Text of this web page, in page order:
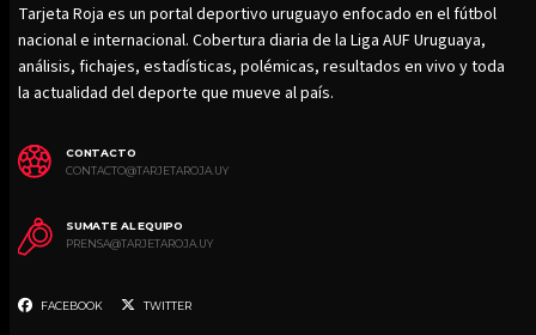
Tarjeta Roja es un portal deportivo uruguayo enfocado en el fútbol
nacional e internacional. Cobertura diaria de la Liga AUF Uruguaya,
análisis, fichajes, estadísticas, polémicas, resultados en vivo y toda
la actualidad del deporte que mueve al país.
CONTACTO
CONTACTO@TARJETAROJA.UY
SUMATE AL EQUIPO
PRENSA@TARJETAROJA.UY
FACEBOOK TWITTER